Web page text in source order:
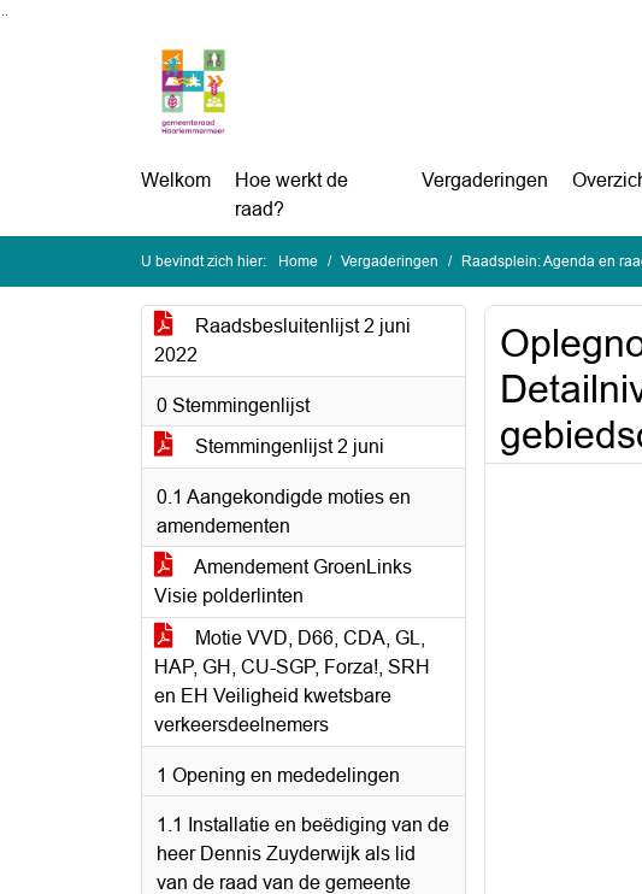
Welkom
Hoe werkt de
raad?
Vergaderingen
U bevindt zich hier: Home Vergaderingen Raadsplein: Agenda en
Raadsbesluitenlijst 2 juni
2022
0 Stemmingenlijst
Stemmingenlijst 2 juni
0.1 Aangekondigde moties en
amendementen
Amendement GroenLinks
Visie polderlinten
Motie VVD, D66, CDA, GL,
HAP, GH, CU-SGP, Forza!, SRH
en EH Veiligheid kwetsbare
verkeersdeelnemers
1 Opening en mededelingen
1.1 Installatie en beëdiging van de
heer Dennis Zuyderwijk als lid
van de raad van de gemeente